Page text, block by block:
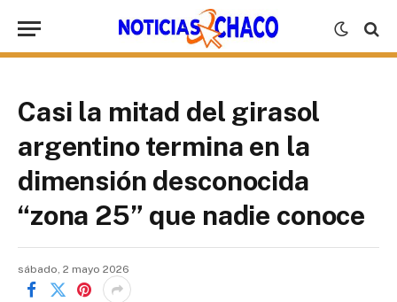
Casi la mitad del girasol
argentino termina en la
dimensión desconocida
“zona 25” que nadie conoce
sábado, 2 mayo 2026